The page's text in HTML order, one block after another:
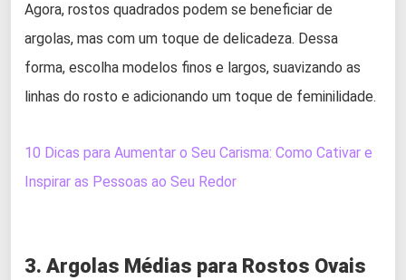
Agora, rostos quadrados podem se beneficiar de
argolas, mas com um toque de delicadeza. Dessa
forma, escolha modelos finos e largos, suavizando as
linhas do rosto e adicionando um toque de feminilidade.
10 Dicas para Aumentar o Seu Carisma: Como Cativar e
Inspirar as Pessoas ao Seu Redor
3. Argolas Médias para Rostos Ovais